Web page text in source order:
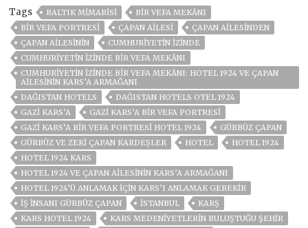
Tags BALTIK MIMARISI
BIR VEFA MEKÂNI
BIR VEFA PORTRESI
ÇAPAN AILESI
ÇAPAN AILESINDEN
ÇAPAN AILESININ
CUMHURIYETIN İZINDE
CUMHURIYETIN İZINDE BIR VEFA MEKÂNI
CUMHURIYETIN İZINDE BIR VEFA MEKÂNI: HOTEL 1924 VE ÇAPAN
AILESININ KARS’A ARMAĞANI
DAĞISTAN HOTELS
DAĞISTAN HOTELS OTEL 1924
GAZI KARS’A
GAZI KARS’A BIR VEFA PORTRESI
GAZI KARS’A BIR VEFA PORTRESI HOTEL 1924
GÜRBÜZ ÇAPAN
GÜRBÜZ VE ZEKI ÇAPAN KARDEŞLER
HOTEL
HOTEL 1924
HOTEL 1924 KARS
HOTEL 1924 VE ÇAPAN AILESININ KARS’A ARMAĞANI
HOTEL 1924’Ü ANLAMAK IÇIN KARS’I ANLAMAK GEREKIR
IŞ INSANI GÜRBÜZ ÇAPAN
ISTANBUL
KARŞ
KARS HOTEL 1924
KARS MEDENIYETLERIN BULUŞTUĞU ŞEHIR